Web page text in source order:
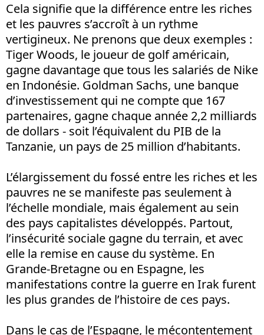
Cela signifie que la différence entre les riches
et les pauvres s’accroît à un rythme
vertigineux. Ne prenons que deux exemples :
Tiger Woods, le joueur de golf américain,
gagne davantage que tous les salariés de Nike
en Indonésie. Goldman Sachs, une banque
d’investissement qui ne compte que 167
partenaires, gagne chaque année 2,2 milliards
de dollars - soit l’équivalent du PIB de la
Tanzanie, un pays de 25 million d’habitants.
L’élargissement du fossé entre les riches et les
pauvres ne se manifeste pas seulement à
l’échelle mondiale, mais également au sein
des pays capitalistes développés. Partout,
l’insécurité sociale gagne du terrain, et avec
elle la remise en cause du système. En
Grande-Bretagne ou en Espagne, les
manifestations contre la guerre en Irak furent
les plus grandes de l’histoire de ces pays.
Dans le cas de l’Espagne, le mécontentement